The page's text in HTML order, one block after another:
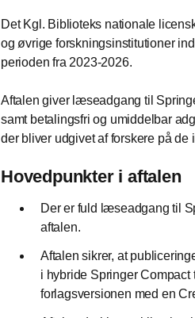
Det Kgl. Biblioteks nationale
og øvrige forskningsinstitutioner
perioden fra 2023-2026.
Aftalen giver læseadgang til
samt betalingsfri og umiddelbar
der bliver udgivet af forskere på de
Hovedpunkter i aftalen
Der er fuld læseadgang til
aftalen.
Aftalen sikrer, at
i hybride Springer Compact
forlagsversionen med en